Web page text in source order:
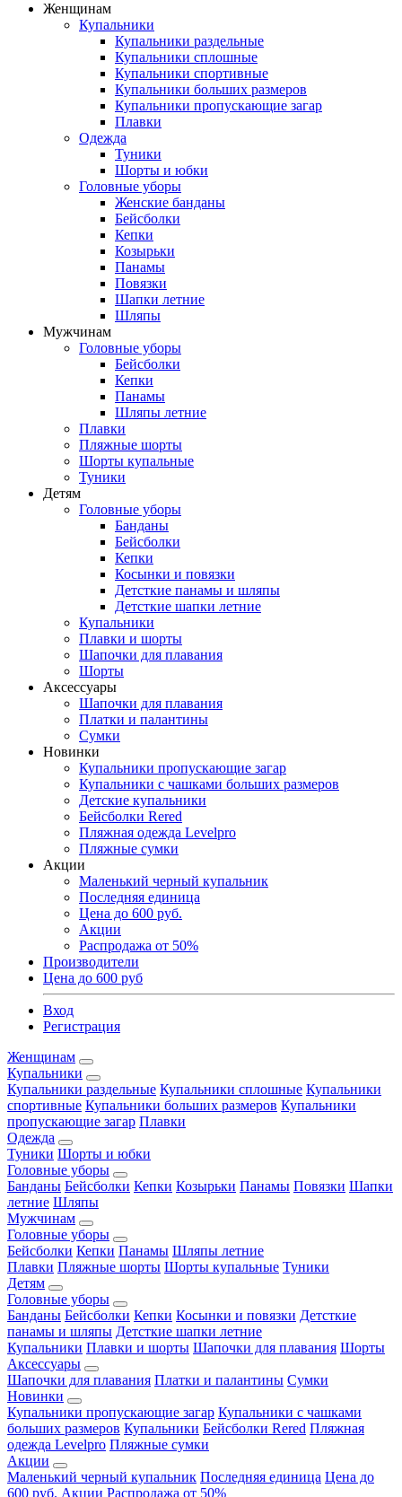
Женщинам
Купальники
Купальники раздельные
Купальники сплошные
Купальники спортивные
Купальники больших размеров
Купальники пропускающие загар
Плавки
Одежда
Туники
Шорты и юбки
Головные уборы
Женские банданы
Бейсболки
Кепки
Козырьки
Панамы
Повязки
Шапки летние
Шляпы
Мужчинам
Головные уборы
Бейсболки
Кепки
Панамы
Шляпы летние
Плавки
Пляжные шорты
Шорты купальные
Туники
Детям
Головные уборы
Банданы
Бейсболки
Кепки
Косынки и повязки
Детсткие панамы и шляпы
Детсткие шапки летние
Купальники
Плавки и шорты
Шапочки для плавания
Шорты
Аксессуары
Шапочки для плавания
Платки и палантины
Сумки
Новинки
Купальники пропускающие загар
Купальники с чашками больших размеров
Детские купальники
Бейсболки Rered
Пляжная одежда Levelpro
Пляжные сумки
Акции
Маленький черный купальник
Последняя единица
Цена до 600 руб.
Акции
Распродажа от 50%
Производители
Цена до 600 руб
Вход
Регистрация
Женщинам
Купальники
Купальники раздельные Купальники сплошные Купальники
спортивные Купальники больших размеров Купальники
пропускающие загар Плавки
Одежда
Туники Шорты и юбки
Головные уборы
Банданы Бейсболки Кепки Козырьки Панамы Повязки Шапки
летние Шляпы
Мужчинам
Головные уборы
Бейсболки Кепки Панамы Шляпы летние
Плавки Пляжные шорты Шорты купальные Туники
Детям
Головные уборы
Банданы Бейсболки Кепки Косынки и повязки Детсткие
панамы и шляпы Детсткие шапки летние
Купальники Плавки и шорты Шапочки для плавания Шорты
Аксессуары
Шапочки для плавания Платки и палантины Сумки
Новинки
Купальники пропускающие загар Купальники с чашками
больших размеров Купальники Бейсболки Rered Пляжная
одежда Levelpro Пляжные сумки
Акции
Маленький черный купальник Последняя единица Цена до
600 руб. Акции Распродажа от 50%